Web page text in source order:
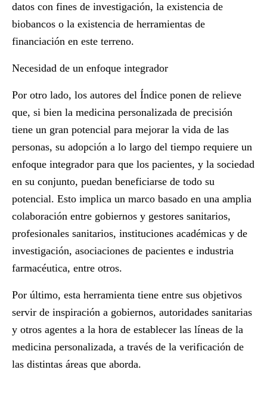
datos con fines de investigación, la existencia de
biobancos o la existencia de herramientas de
financiación en este terreno.
Necesidad de un enfoque integrador
Por otro lado, los autores del Índice ponen de relieve
que, si bien la medicina personalizada de precisión
tiene un gran potencial para mejorar la vida de las
personas, su adopción a lo largo del tiempo requiere un
enfoque integrador para que los pacientes, y la sociedad
en su conjunto, puedan beneficiarse de todo su
potencial. Esto implica un marco basado en una amplia
colaboración entre gobiernos y gestores sanitarios,
profesionales sanitarios, instituciones académicas y de
investigación, asociaciones de pacientes e industria
farmacéutica, entre otros.
Por último, esta herramienta tiene entre sus objetivos
servir de inspiración a gobiernos, autoridades sanitarias
y otros agentes a la hora de establecer las líneas de la
medicina personalizada, a través de la verificación de
las distintas áreas que aborda.